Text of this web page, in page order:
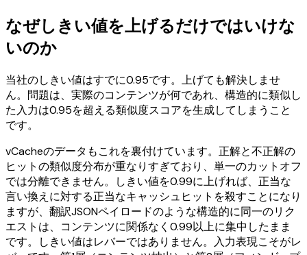
なぜしきい値を上げるだけではいけな
いのか
当社のしきい値はすでに0.95です。上げても解決しませ
ん。問題は、実際のコンテンツが何であれ、構造的に類似し
た入力は0.95を超える類似度スコアを生成してしまうこと
です。
vCacheのデータもこれを裏付けています。正解と不正解の
ヒットの類似度分布が重なりすぎており、単一のカットオフ
では分離できません。しきい値を0.99に上げれば、正当な
言い換えに対する正当なキャッシュヒットを殺すことになり
ますが、翻訳JSONペイロードのような構造的に同一のリク
エストは、コンテンツに関係なく0.99以上に集中したまま
です。しきい値はレバーではありません。入力表現こそがレ